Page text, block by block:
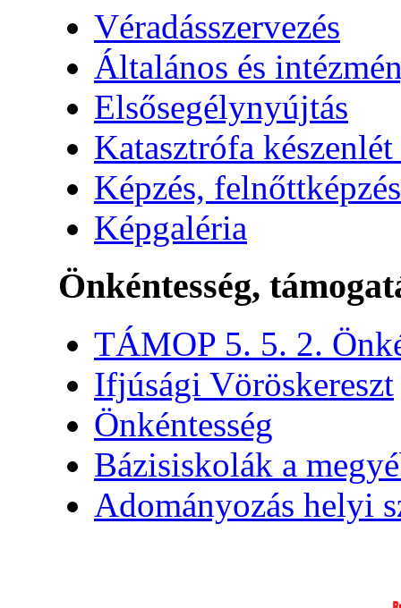
Véradásszervezés
Általános és
Elsősegélynyújtás
Katasztrófa
Képzés, felnőttképzés
Képgaléria
Önkéntesség,
TÁMOP 5. 5. 2.
Ifjúsági Vöröskereszt
Önkéntesség
Bázisiskolák a
Adományozás helyi